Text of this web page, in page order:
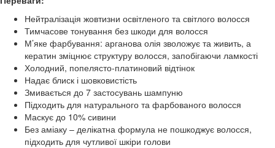
Нейтралізація жовтизни освітленого та світлого волосся
Тимчасове тонування без шкоди для волосся
М’яке фарбування: арганова олія зволожує та живить, а
кератин зміцнює структуру волосся, запобігаючи ламкості
Холодний, попелясто-платиновий відтінок
Надає блиск і шовковистість
Змивається до 7 застосувань шампуню
Підходить для натурального та фарбованого волосся
Маскує до 10% сивини
Без аміаку – делікатна формула не пошкоджує волосся,
підходить для чутливої шкіри голови